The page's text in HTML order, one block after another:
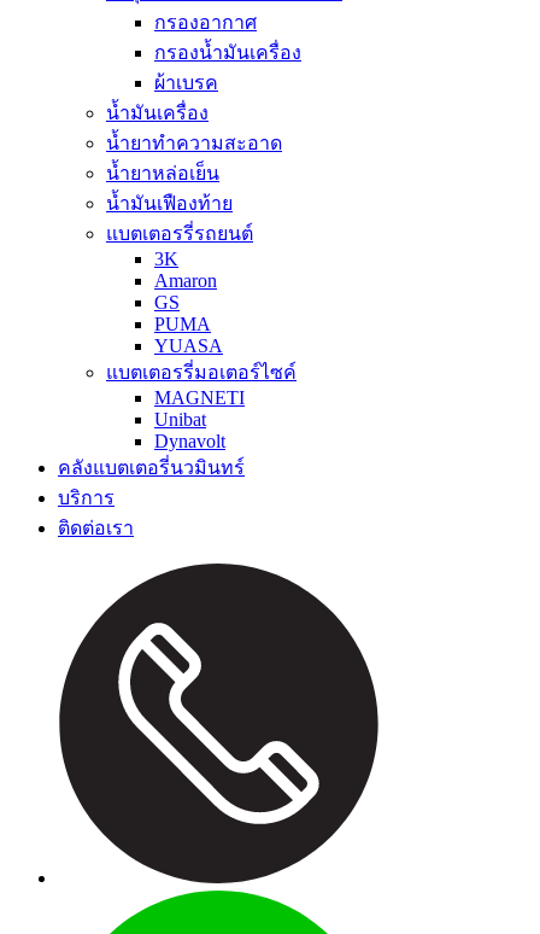
กรองอากาศ
กรองน้ำมันเครื่อง
ผ้าเบรค
น้ำมันเครื่อง
น้ำยาทำความสะอาด
น้ำยาหล่อเย็น
น้ำมันเฟืองท้าย
แบตเตอรรี่รถยนต์
3K
Amaron
GS
PUMA
YUASA
แบตเตอรรี่มอเตอร์ไซค์
MAGNETI
Unibat
Dynavolt
คลังแบตเตอรี่นวมินทร์
บริการ
ติดต่อเรา